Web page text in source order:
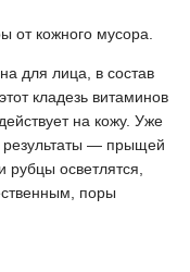
от кожного мусора.
для лица, в состав
кладезь витаминов
на кожу. Уже
результаты — прыщей
рубцы осветлятся,
поры